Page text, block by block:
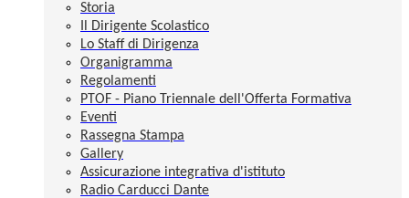
Storia
Il Dirigente Scolastico
Lo Staff di Dirigenza
Organigramma
Regolamenti
PTOF - Piano Triennale dell'Offerta Formativa
Eventi
Rassegna Stampa
Gallery
Assicurazione integrativa d'istituto
Radio Carducci Dante